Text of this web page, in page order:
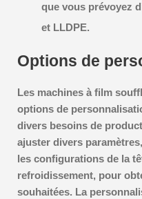
que vous prévoyez
et LLDPE.
Options de
Les machines à film
options de
divers besoins de
ajuster divers
les configurations de la
refroidissement, pour
souhaitées. La